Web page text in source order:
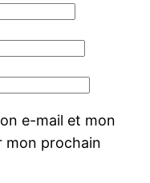
e-mail et mon
mon prochain